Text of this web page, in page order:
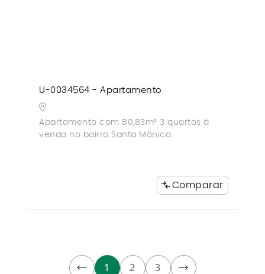
U-0034564 - Apartamento
Apartamento com 80,83m² 3 quartos à
venda no bairro Santa Mônica
Comparar
1 2 3